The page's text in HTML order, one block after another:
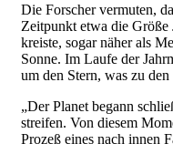
Die Forscher vermuten,
Zeitpunkt etwa die Größe
kreiste, sogar näher als
Sonne. Im Laufe der
um den Stern, was zu
„Der Planet begann
streifen. Von diesem
Prozeß eines nach innen